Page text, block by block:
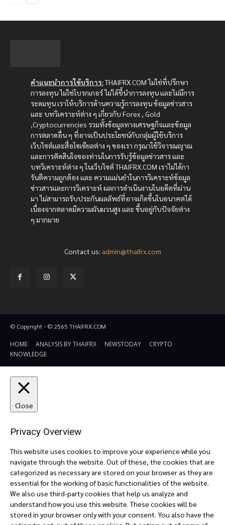
คำแนะนำการใช้บริการ:THAIFRX.COM ไม่ใช่ที่ปรึกษา
การลงทุน ไม่ใช่โบรกเกอร์ ไม่ได้ชี้นำการลงทุน และไม่มีการ
ระดมทุน เราให้บริการด้านความรู้การลงทุน ข้อมูลข่าวสาร
และ บทวิเคราะห์ต่าง ๆ เกี่ยวกับ Forex , Gold
,Cryptocurrencies รวมทั้งข้อมูลทางเศรษฐกิจและข้อมูล
การตลาดอื่น ๆ ที่อาจเป็นประโยชน์กับกลุ่มผู้ใช้บริการ
เว็บไซต์และสื่อโซเซียลต่าง ๆ ของเรา กรุณาใช้วิจารณญาณ
และการตัดสินใจของท่านในการรับรู้ข้อมูลข่าวสาร และ
บทวิเคราะห์ต่าง ๆ ในเว็บไซต์ THAIFRX.COM เราไม่ได้กา
รันตีความถูกต้อง และ ความแม่นยำในการวิเคราะห์ข้อมูล
ข่าวสารและการวิเคราะห์ ผลการดำเนินงานในอดีตที่ผ่าน
มา ไม่สามารถรับประกันผลลัพธ์ที่อาจเกิดขึ้นในอนาคตได้
เนื่องจากตลาดมีความผันผวนสูง และ ขึ้นอยู่กับปัจจัยต่าง
ๆ มากมาย
Contact us: admin@thaifrx.com
© Copyright - © 2565 THAIFRX.COM
HOME ANALYSIS BY THAIFRX NEWSTODAY
CRYPTO
KNOWLEDGE
Close
Privacy Overview
This website uses cookies to improve your experience while you
navigate through the website. Out of these, the cookies that are
categorized as necessary are stored on your browser as they are
essential for the working of basic functionalities of the website.
We also use third-party cookies that help us analyze and
understand how you use this website. These cookies will be
stored in your browser only with your consent. You also have the